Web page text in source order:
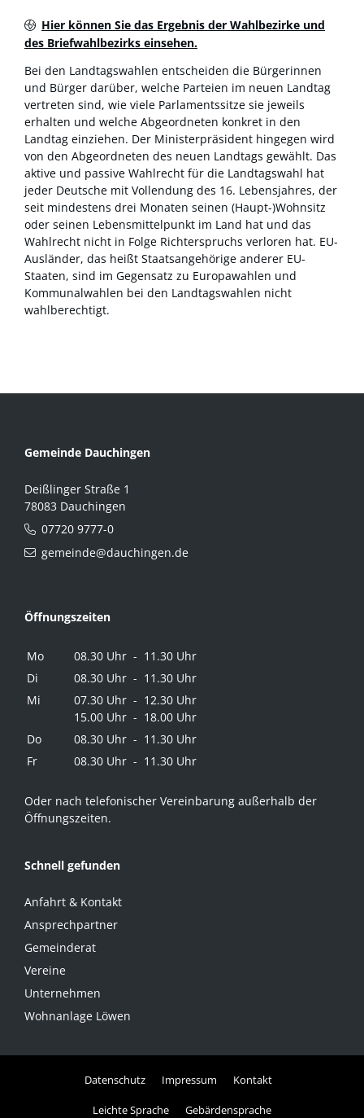
Hier können Sie das Ergebnis der Wahlbezirke und
des Briefwahlbezirks einsehen.
Bei den Landtagswahlen entscheiden die Bürgerinnen
und Bürger darüber, welche Parteien im neuen Landtag
vertreten sind, wie viele Parlamentssitze sie jeweils
erhalten und welche Abgeordneten konkret in den
Landtag einziehen. Der Ministerpräsident hingegen wird
von den Abgeordneten des neuen Landtags gewählt. Das
aktive und passive Wahlrecht für die Landtagswahl hat
jeder Deutsche mit Vollendung des 16. Lebensjahres, der
seit mindestens drei Monaten seinen (Haupt-)Wohnsitz
oder seinen Lebensmittelpunkt im Land hat und das
Wahlrecht nicht in Folge Richterspruchs verloren hat. EU-
Ausländer, das heißt Staatsangehörige anderer EU-
Staaten, sind im Gegensatz zu Europawahlen und
Kommunalwahlen bei den Landtagswahlen nicht
wahlberechtigt.
Gemeinde Dauchingen
Deißlinger Straße 1
78083 Dauchingen
07720 9777-0
gemeinde@dauchingen.de
Öffnungszeiten
Mo
08.30 Uhr - 11.30 Uhr
Di
08.30 Uhr - 11.30 Uhr
Mi
07.30 Uhr - 12.30 Uhr
15.00 Uhr - 18.00 Uhr
Do
08.30 Uhr - 11.30 Uhr
Fr
08.30 Uhr - 11.30 Uhr
Oder nach telefonischer Vereinbarung außerhalb der
Öffnungszeiten.
Schnell gefunden
Anfahrt & Kontakt
Ansprechpartner
Gemeinderat
Vereine
Unternehmen
Wohnanlage Löwen
Datenschutz Impressum Kontakt
Leichte Sprache Gebärdensprache